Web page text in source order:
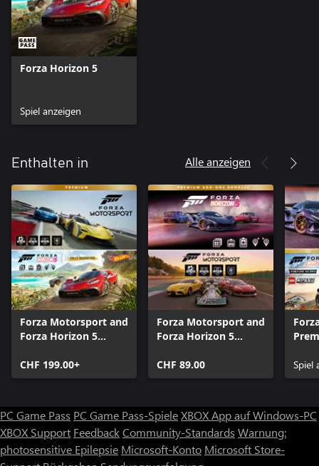
Forza Horizon 5
Spiel anzeigen
Enthalten in Alle anzeigen
Forza Motorsport and
Forza Horizon 5
Bundle
CHF 199.00+
Forza Motorsport and
Forza Horizon 5
Bundle
CHF 89.00
Spiel
PC Game Pass PC Game Pass-SpieleXBOX App auf Windows-PC
XBOX Support FeedbackCommunity-Standards Warnung:
photosensitive Epilepsie Microsoft-Konto Microsoft Store-